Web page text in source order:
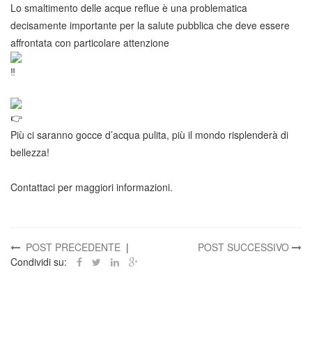
Lo smaltimento delle acque reflue è una problematica
decisamente importante per la salute pubblica che deve essere
affrontata con particolare attenzione
Più ci saranno gocce d’acqua pulita, più il mondo risplenderà di
bellezza!
Contattaci per maggiori informazioni.
POST PRECEDENTE |
POST SUCCESSIVO
Condividi su: